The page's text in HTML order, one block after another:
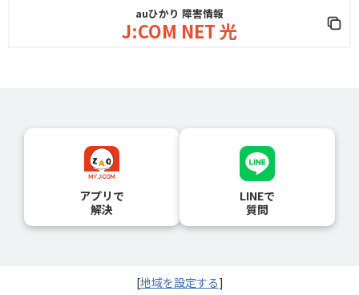
auひかり 障害情報
J:COM NET 光
アプリで
解決
LINEで
質問
[地域を設定する]